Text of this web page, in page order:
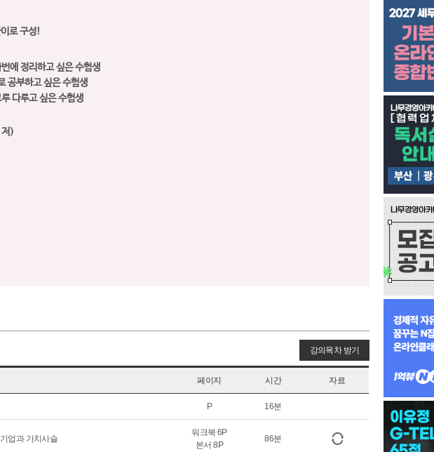
로 구성!
에 정리하고 싶은 수험생
공부하고 싶은 수험생
다루고 싶은 수험생
저)
강의목차 받기
페이지 시간 자료
P 16분
업과 가치사슬
워크북 6P
본서 8P
86분